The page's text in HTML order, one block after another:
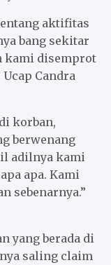
aktifitas
bang sekitar
kami disemprot
Candra
korban,
berwenang
adilnya kami
apa. Kami
sebenarnya.”
yang berada di
saling claim